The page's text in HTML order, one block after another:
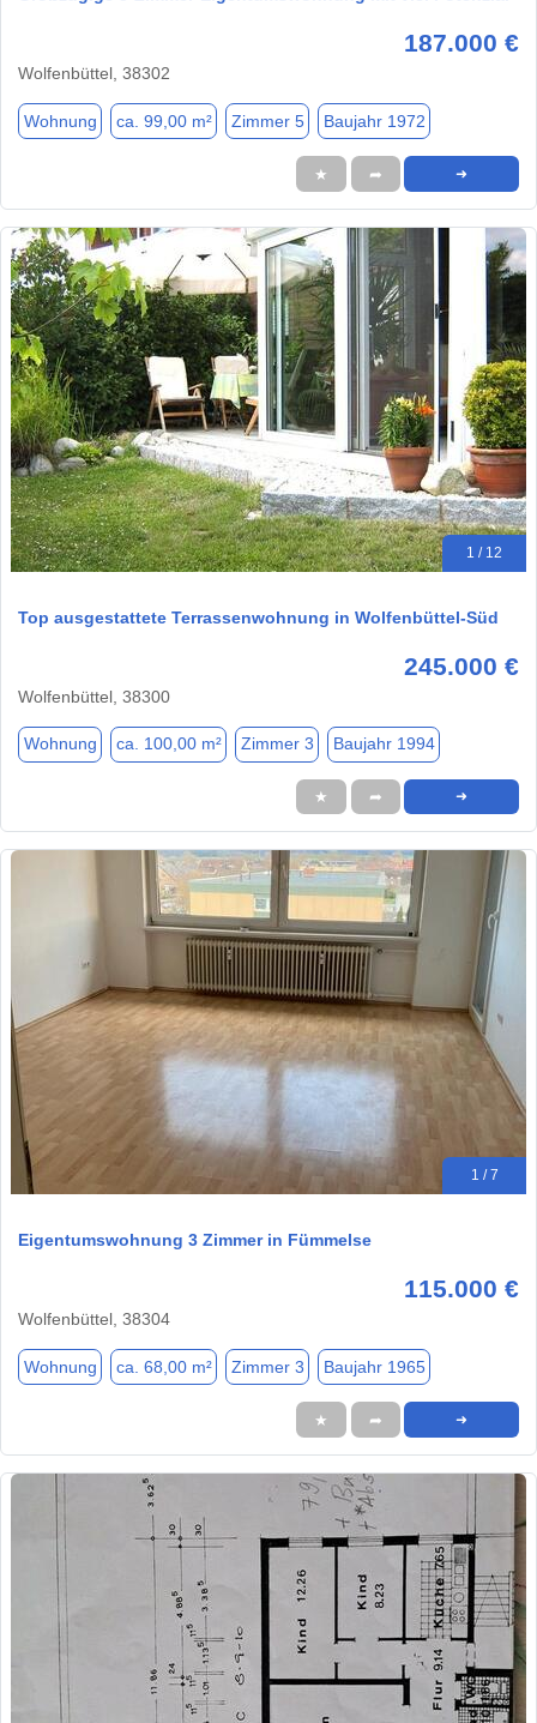
187.000 €
Wolfenbüttel, 38302
Wohnung ca. 99,00 m² Zimmer 5 Baujahr 1972
★ ➦ ➜
1 / 12
Top ausgestattete Terrassenwohnung in Wolfenbüttel-Süd
245.000 €
Wolfenbüttel, 38300
Wohnung ca. 100,00 m² Zimmer 3 Baujahr 1994
★ ➦ ➜
1 / 7
Eigentumswohnung 3 Zimmer in Fümmelse
115.000 €
Wolfenbüttel, 38304
Wohnung ca. 68,00 m² Zimmer 3 Baujahr 1965
★ ➦ ➜